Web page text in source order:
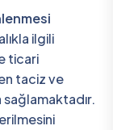
ilgili
ticari
taciz ve